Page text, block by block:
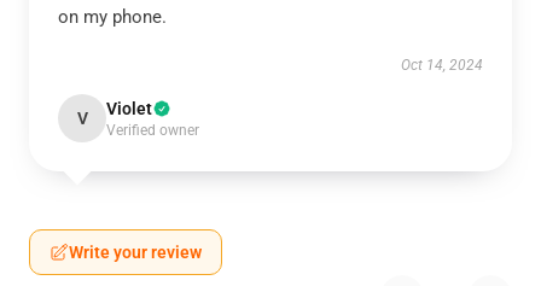
on my phone.
Oct 14, 2024
V Violet
Verified owner
Write your review